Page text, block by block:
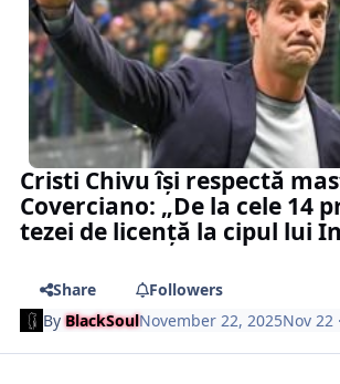
Cristi Chivu își respectă
Coverciano: „De la cele 14
tezei de licență la cipul lui
Share
Followers
ByBlackSoulNovember 22, 2025Nov 22